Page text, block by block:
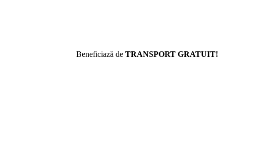
Beneficiază de TRANSPORT GRATUIT!